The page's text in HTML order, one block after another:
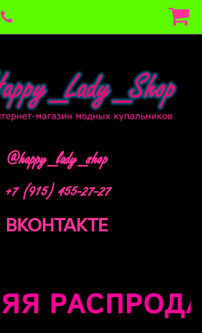
@happy_lady_shop
+7 (915) 455-27-27
ВКОНТАКТЕ